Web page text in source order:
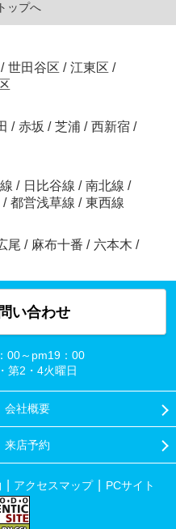
ップへ
/ 世田谷区 / 江東区 /
/ 赤坂 / 芝浦 / 西新宿 /
/ 日比谷線 / 南北線 /
/ 都営浅草線 / 東西線
尾 / 麻布十番 / 六本木 /
い合わせ
00～pm19：00
第2・4火曜日
会社概要
来店予約
アクセスマップ PCサイト